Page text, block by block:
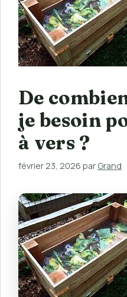
De
je besoin
à vers ?
février 23, 2026 par Grand